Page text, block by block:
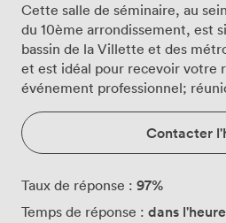
Cette salle de séminaire, au
du 10ème arrondissement, est
bassin de la Villette et des
et est idéal pour recevoir votre
événement professionnel;
masterclass, séminaire,
Contacter
Taux de réponse : 97%
Temps de réponse : dans l'heure